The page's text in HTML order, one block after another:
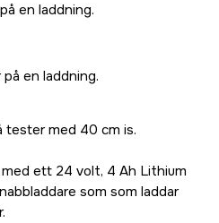
en laddning.
en laddning.
tester med 40 cm is.
ett 24 volt, 4 Ah Lithium
som som laddar